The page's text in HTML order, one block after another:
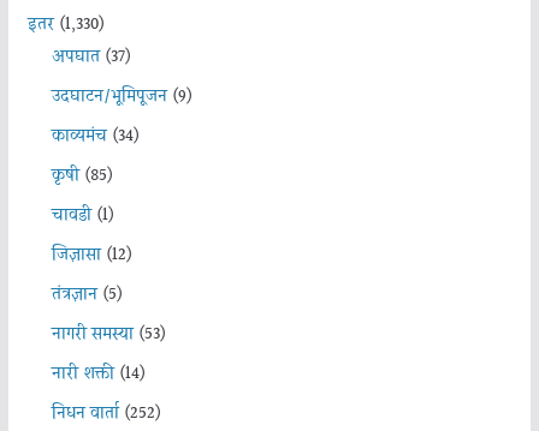
इतर(1,330)
अपघात(37)
उदघाटन/भूमिपूजन(9)
काव्यमंच(34)
कृषी(85)
चावडी(1)
जिज्ञासा(12)
तंत्रज्ञान(5)
नागरी समस्या(53)
नारी शक्ती(14)
निधन वार्ता(252)